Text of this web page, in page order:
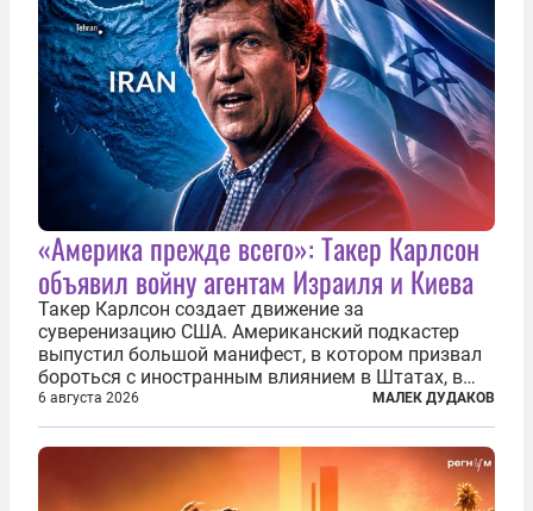
«Америка прежде всего»: Такер Карлсон
объявил войну агентам Израиля и Киева
Такер Карлсон создает движение за
суверенизацию США. Американский подкастер
выпустил большой манифест, в котором призвал
бороться с иностранным влиянием в Штатах, в
первую очередь имея в виду Израиль. А также
прекратить заморские войны, выплатить
репарации Ирану, остановить прием мигрантов...
6 августа 2026 МАЛЕК ДУДАКОВ